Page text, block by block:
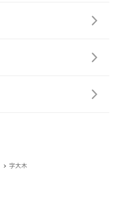
字大木